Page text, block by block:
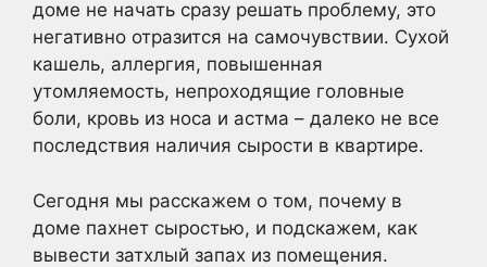
доме не начать сразу решать проблему, это
негативно отразится на самочувствии. Сухой
кашель, аллергия, повышенная
утомляемость, непроходящие головные
боли, кровь из носа и астма – далеко не все
последствия наличия сырости в квартире.
Сегодня мы расскажем о том, почему в
доме пахнет сыростью, и подскажем, как
вывести затхлый запах из помещения.